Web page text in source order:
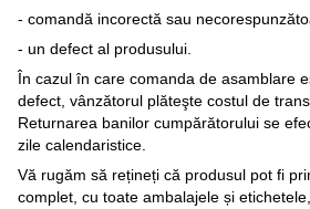
- comandă incorectă sau
- un defect al produsului.
În cazul în care comanda de asamblare
defect, vânzătorul plăteşte costul de
Returnarea banilor cumpărătorului se
zile calendaristice.
Vă rugăm să rețineți că produsul pot fi
complet, cu toate ambalajele și